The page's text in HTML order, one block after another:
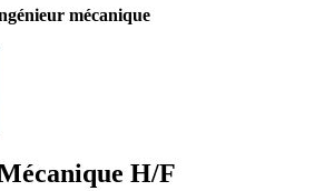
mécanique
H/F